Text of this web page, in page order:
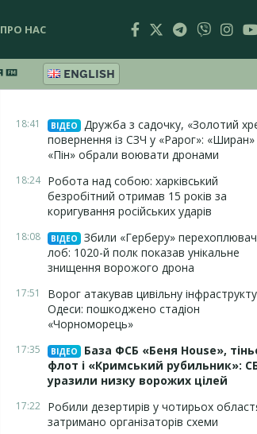
ПРО НАС
ENGLISH
18:41 ВІДЕО
Дружба з садочку, «Золотий
повернення із СЗЧ у «Рарог»: «Ширан»
«Пін» обрали воювати дронами
18:24 Робота над собою: харківський
безробітний отримав 15 років за
коригування російських ударів
18:08 ВІДЕО
Збили «Герберу»
лоб: 1020-й полк показав унікальне
знищення ворожого дрона
17:51
Ворог атакував цивільну
Одеси: пошкоджено стадіон
«Чорноморець»
17:35 ВІДЕО
База ФСБ «Беня House»,
флот і «Кримський рубильник»:
уразили низку ворожих цілей
17:22 Робили дезертирів у чотирьох
затримано організаторів схеми